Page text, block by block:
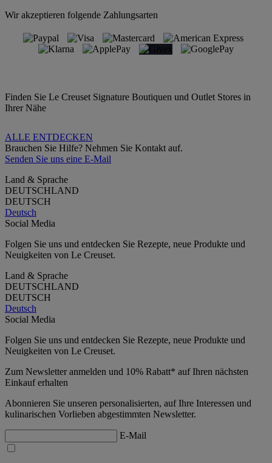
Wir akzeptieren folgende Zahlungsarten
Finden Sie Le Creuset Signature Boutiquen und Outlet Stores in
Ihrer Nähe
ALLE ENTDECKEN
Brauchen Sie Hilfe? Nehmen Sie Kontakt auf.
Senden Sie uns eine E-Mail
Land & Sprache
DEUTSCHLAND
DEUTSCH
Deutsch
Social Media
Folgen Sie uns und entdecken Sie Rezepte, neue Produkte und
Neuigkeiten von Le Creuset.
Land & Sprache
DEUTSCHLAND
DEUTSCH
Deutsch
Social Media
Folgen Sie uns und entdecken Sie Rezepte, neue Produkte und
Neuigkeiten von Le Creuset.
Zum Newsletter anmelden und 10% Rabatt* auf Ihren nächsten
Einkauf erhalten
Abonnieren Sie unseren personalisierten, auf Ihre Interessen und
kulinarischen Vorlieben abgestimmten Newsletter.
E-Mail